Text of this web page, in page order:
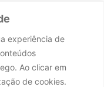
experiência de
Ao clicar em
de cookies.
a aliança
acompanhar ao